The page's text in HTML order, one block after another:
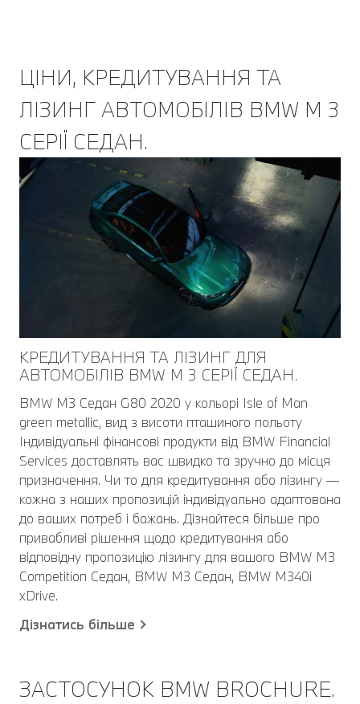
ЦІНИ, КРЕДИТУВАННЯ ТА
ЛІЗИНГ АВТОМОБІЛІВ BMW M 3
СЕРІЇ СЕДАН.
КРЕДИТУВАННЯ ТА ЛІЗИНГ ДЛЯ
АВТОМОБІЛІВ BMW M 3 СЕРІЇ СЕДАН.
BMW M3 Седан G80 2020 у кольорі Isle of Man
green metallic, вид з висоти пташиного польоту
Індивідуальні фінансові продукти від BMW Financial
Services доставлять вас швидко та зручно до місця
призначення. Чи то для кредитування або лізингу —
кожна з наших пропозицій індивідуально адаптована
до ваших потреб і бажань. Дізнайтеся більше про
привабливі рішення щодо кредитування або
відповідну пропозицію лізингу для вашого BMW M3
Competition Седан, BMW M3 Седан, BMW M340i
xDrive.
Дізнатись більше
ЗАСТОСУНОК BMW BROCHURE.